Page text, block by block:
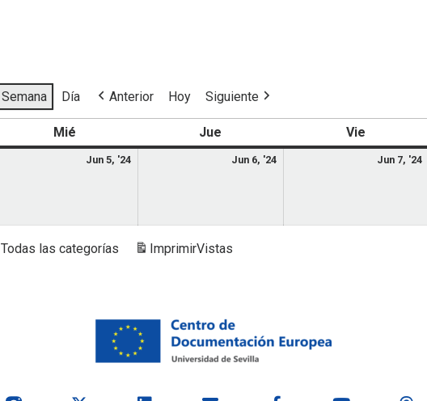
Semana Día Anterior Hoy Siguiente
Mié Jue Vie
Jun 5, '24 Jun 6, '24 Jun 7, '24
Todas las categorías ImprimirVistas